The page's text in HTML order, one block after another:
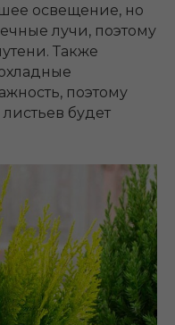
освещение, но
лучи, поэтому
Также
поэтому
будет